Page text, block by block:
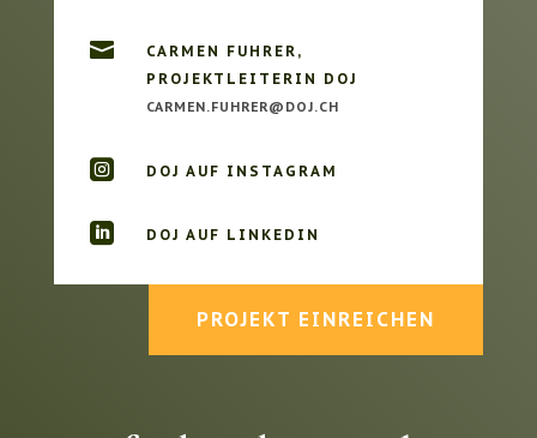

CARMEN FUHRER,
PROJEKTLEITERIN DOJ
HC.JOD­@RERHUF.NEMRAC
 DOJ AUF INSTAGRAM
 DOJ AUF LINKEDIN
PROJEKT EINREICHEN